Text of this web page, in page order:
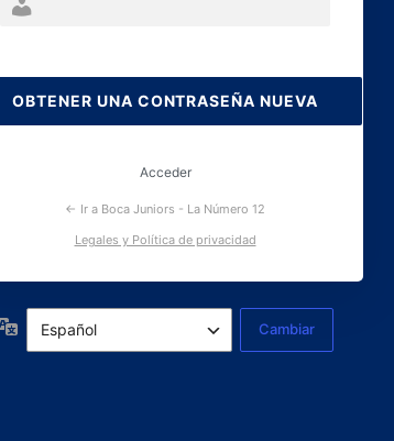
perdida
Acceder
← Ir a Boca Juniors - La Número 12
Legales y Política de privacidad
Idioma